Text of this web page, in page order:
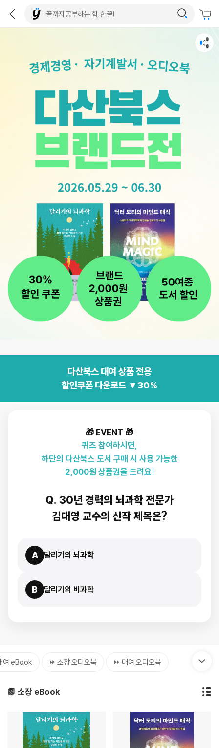
다산북스 대여 상품 전용
할인쿠폰 다운로드 ▼30%
🎁 EVENT 🎁
퀴즈 참여하시면,
하단의 다산북스 도서 구매 시 사용 가능한
2,000원 상품권을 드려요!
Q. 30년 경력의 뇌과학 전문가
김대영 교수의 신작 제목은?
A 달리기의 뇌과학
B 달리기의 비과학
여 eBook ⏩ 소장 오디오북 ⏩ 대여 오디오북
📗 소장 eBook